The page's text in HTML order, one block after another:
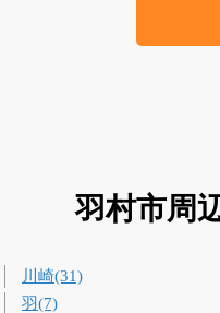
羽村市周
川崎(31)
羽(7)